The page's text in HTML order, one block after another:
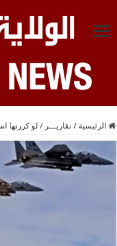
الرئيسية / تقاريـــر / لو كررتها